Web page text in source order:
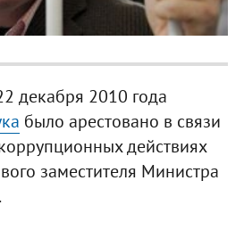
декабря 2010 года
было арестовано в связи
действиях
заместителя Министра